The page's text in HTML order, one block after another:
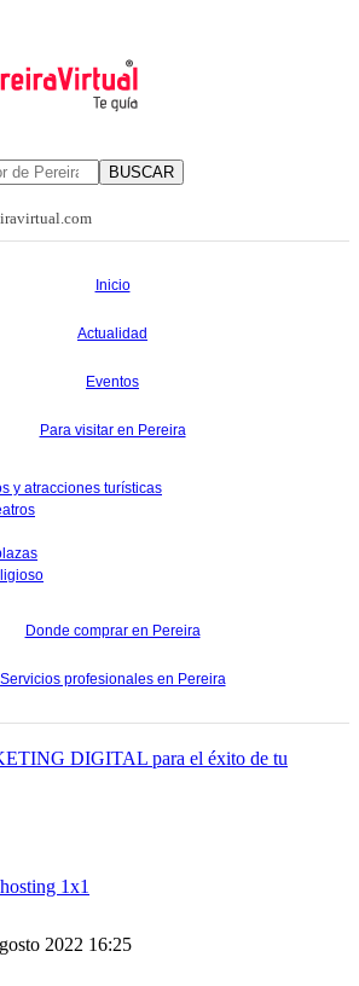
BUSCAR
Inicio
Actualidad
Eventos
Para visitar en Pereira
y atracciones turísticas
Donde comprar en Pereira
Servicios profesionales en Pereira
2022 16:25